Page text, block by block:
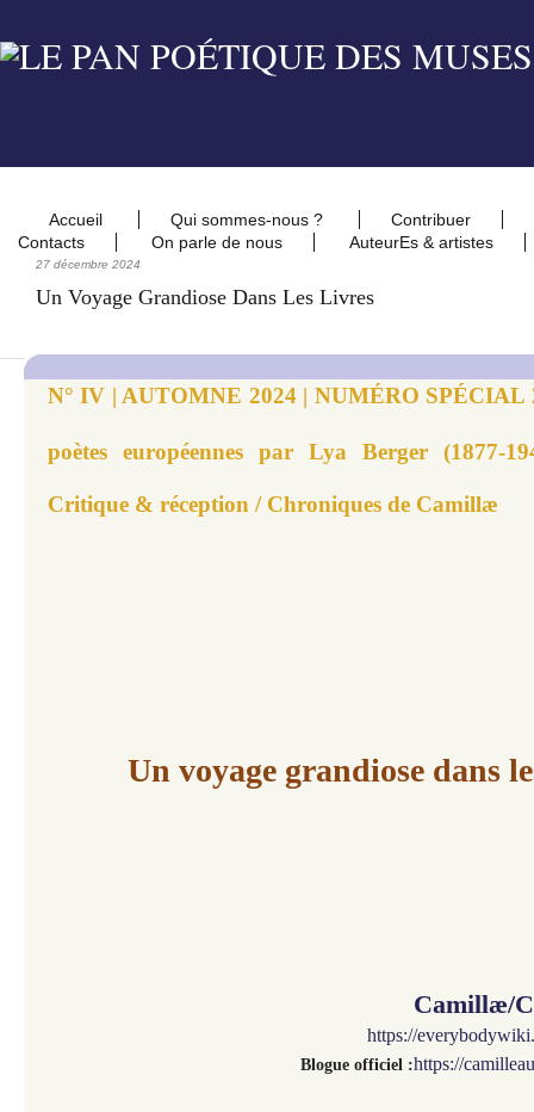
Accueil Qui sommes-nous ?
Contribuer
Contacts
On parle de nous AuteurEs & artistes
27 décembre 2024
Un Voyage Grandiose Dans Les Livres
N° IV | AUTOMNE 2024 | NUMÉRO SPÉCIAL
poètes européennes par Lya Berger (1877-
Critique & réception / Chroniques de Camillæ
Un voyage grandiose dans
Camillæ/
https://
Blogue officiel :https://